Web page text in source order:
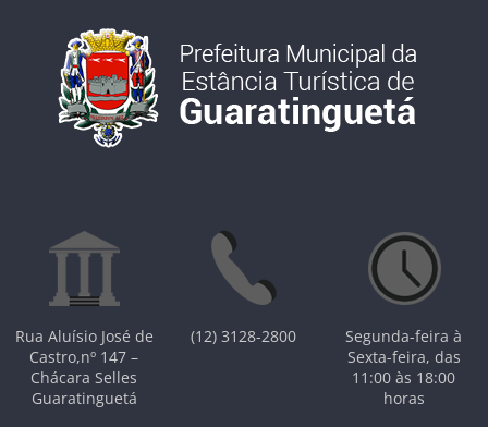
Rua Aluísio José de
Castro,nº 147 –
Chácara Selles
Guaratinguetá
(12) 3128-2800
Segunda-feira à
Sexta-feira, das
11:00 às 18:00
horas